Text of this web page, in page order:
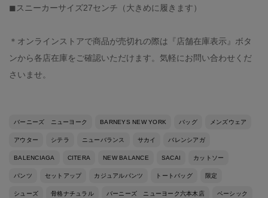
◼︎スニーカーサイズ27センチ（大きめに履きます）
＊オンラインストアで商品が売切れの際は『店舗在庫表示』ボタ
ンから各店在庫をご確認いただけます。気軽にお問い合わせくだ
さいませ。
バーニーズ ニューヨーク BARNEYS NEW YORK バッグ メンズウェア
アウター シテラ ニューバランス サカイ バレンシアガ
BALENCIAGA CITERA NEW BALANCE SACAI カットソー
パンツ セットアップ カジュアルパンツ トートバッグ 限定
シューズ 骨格ナチュラル バーニーズ ニューヨーク六本木店 ベーシック